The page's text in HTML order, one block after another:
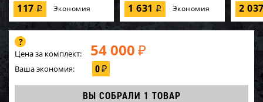
117 i Экономия 1 631 i Экономия 2
Цена за комплект: 54 000 ₽
Ваша экономия: 0₽
ВЫ СОБРАЛИ 1 ТОВАР